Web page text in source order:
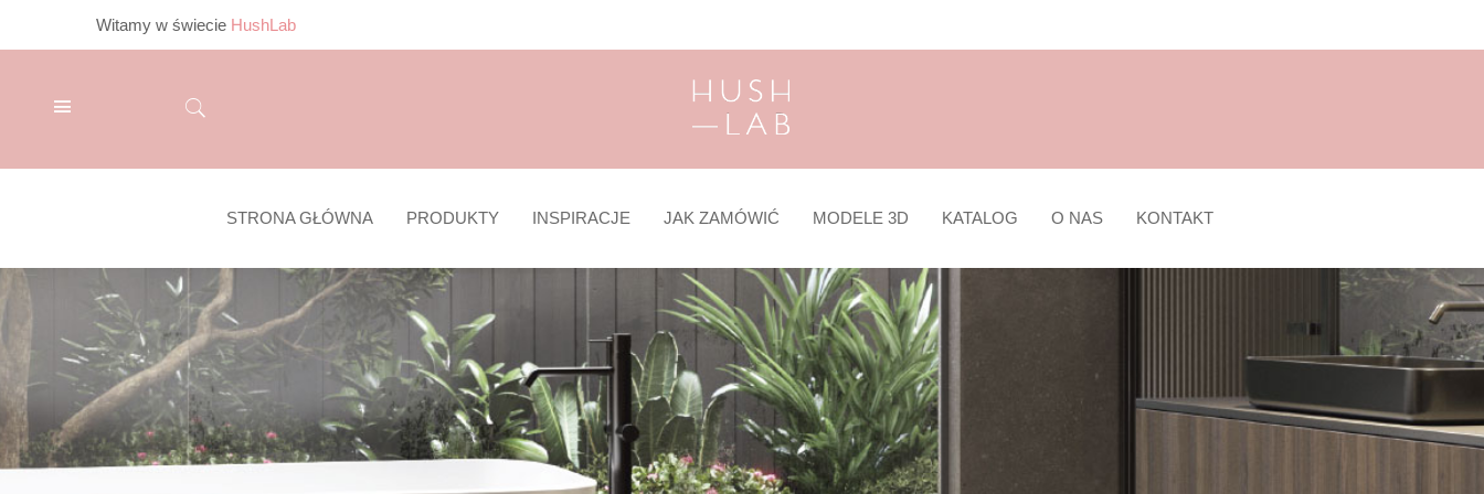
Witamy w świecie HushLab
STRONA GŁÓWNA PRODUKTY INSPIRACJE JAK ZAMÓWIĆ MODELE 3D KATALOG O NAS KONTAKT